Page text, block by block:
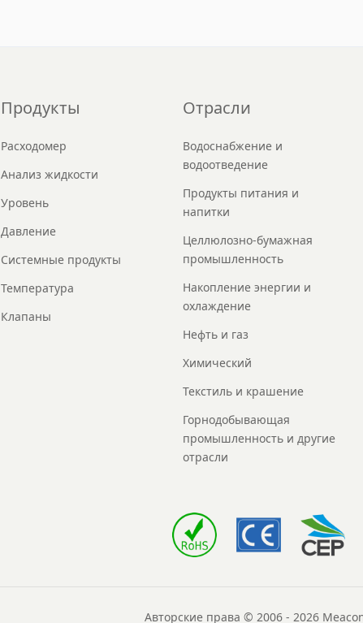
Продукты
Расходомер
Анализ жидкости
Уровень
Давление
Системные продукты
Температура
Клапаны
Отрасли
Водоснабжение и
водоотведение
Продукты питания и
напитки
Целлюлозно-бумажная
промышленность
Накопление энергии и
охлаждение
Нефть и газ
Химический
Текстиль и крашение
Горнодобывающая
промышленность и другие
отрасли
Авторские права © 2006 - 2026